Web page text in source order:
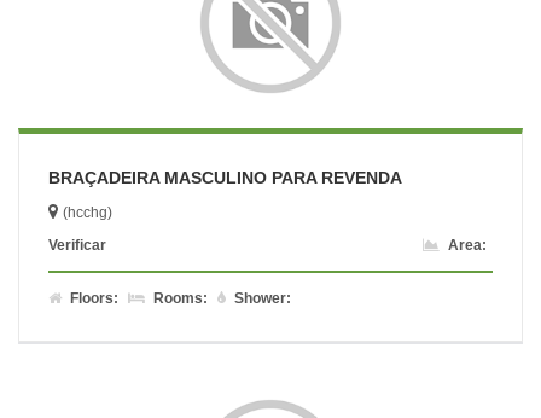
BRAÇADEIRA MASCULINO PARA REVENDA
(hcchg)
Verificar
Area:
Floors: Rooms: Shower: